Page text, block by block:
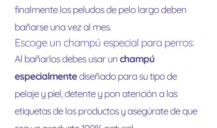
finalmente los peludos de pelo largo deben
bañarse una vez al mes.
Escoge un champú especial para perros:
Al bañarlos debes usar un champú
especialmente diseñado para su tipo de
pelaje y piel, detente y pon atención a las
etiquetas de los productos y asegúrate de que